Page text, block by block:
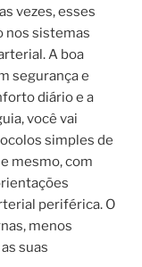
vezes, esses
nos sistemas
A boa
segurança e
diário e a
você vai
simples de
mesmo, com
periférica. O
menos
suas